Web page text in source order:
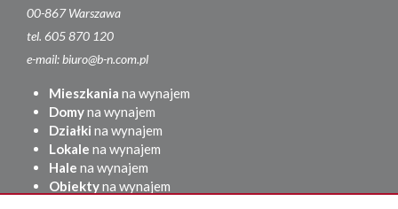
00-867 Warszawa
tel. 605 870 120
e-mail: biuro@b-n.com.pl
Mieszkania na wynajem
Domyna wynajem
Działki na wynajem
Lokale na wynajem
Hale na wynajem
Obiektyna wynajem